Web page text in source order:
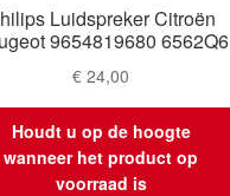
Luidspreker Citroën
9654819680 6562Q6
€ 24,00
Houdt u op de hoogte
wanneer het product op
voorraad is